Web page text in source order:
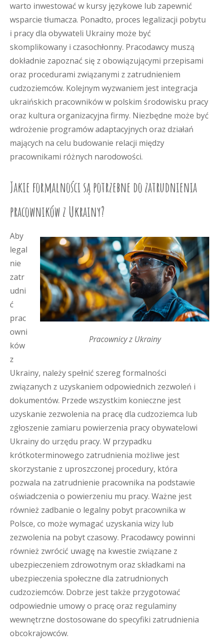
warto inwestować w kursy językowe lub zapewnić
wsparcie tłumacza. Ponadto, proces legalizacji pobytu
i pracy dla obywateli Ukrainy może być
skomplikowany i czasochłonny. Pracodawcy muszą
dokładnie zapoznać się z obowiązującymi przepisami
oraz procedurami związanymi z zatrudnieniem
cudzoziemców. Kolejnym wyzwaniem jest integracja
ukraińskich pracowników w polskim środowisku pracy
oraz kultura organizacyjna firmy. Niezbędne może być
wdrożenie programów adaptacyjnych oraz działań
mających na celu budowanie relacji między
pracownikami różnych narodowości.
Jakie formalności są potrzebne do zatrudnienia
pracowników z Ukrainy?
Pracownicy z Ukrainy
Aby
legal
nie
zatr
udni
ć
prac
owni
ków
z
Ukrainy, należy spełnić szereg formalności
związanych z uzyskaniem odpowiednich zezwoleń i
dokumentów. Przede wszystkim konieczne jest
uzyskanie zezwolenia na pracę dla cudzoziemca lub
zgłoszenie zamiaru powierzenia pracy obywatelowi
Ukrainy do urzędu pracy. W przypadku
krótkoterminowego zatrudnienia możliwe jest
skorzystanie z uproszczonej procedury, która
pozwala na zatrudnienie pracownika na podstawie
oświadczenia o powierzeniu mu pracy. Ważne jest
również zadbanie o legalny pobyt pracownika w
Polsce, co może wymagać uzyskania wizy lub
zezwolenia na pobyt czasowy. Pracodawcy powinni
również zwrócić uwagę na kwestie związane z
ubezpieczeniem zdrowotnym oraz składkami na
ubezpieczenia społeczne dla zatrudnionych
cudzoziemców. Dobrze jest także przygotować
odpowiednie umowy o pracę oraz regulaminy
wewnętrzne dostosowane do specyfiki zatrudnienia
obcokrajowców.